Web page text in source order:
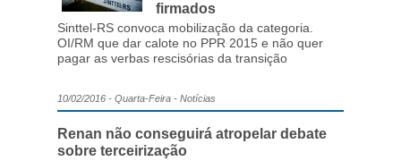
firmados
Sinttel-RS convoca mobilização da categoria.
OI/RM que dar calote no PPR 2015 e não quer
pagar as verbas rescisórias da transição
10/02/2016 - Quarta-Feira - Notícias
Renan não conseguirá atropelar debate
sobre terceirização